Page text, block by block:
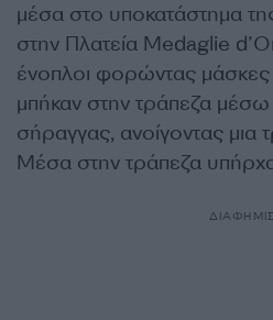
μέσα στο υποκατάστημα
στην Πλατεία Medaglie
ένοπλοι φορώντας
μπήκαν στην τράπεζα μέσω
σήραγγας, ανοίγοντας μια
Μέσα στην τράπεζα